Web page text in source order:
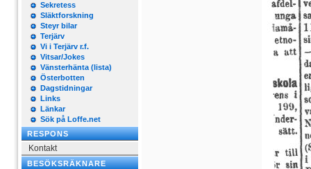
Sekretess
Släktforskning
Steyr bilar
Terjärv
Vi i Terjärv r.f.
Vitsar/Jokes
Vänsterhänta (lista)
Österbotten
Dagstidningar
Links
Länkar
Sök på Loffe.net
RESPONS
Kontakt
BESÖKSRÄKNARE